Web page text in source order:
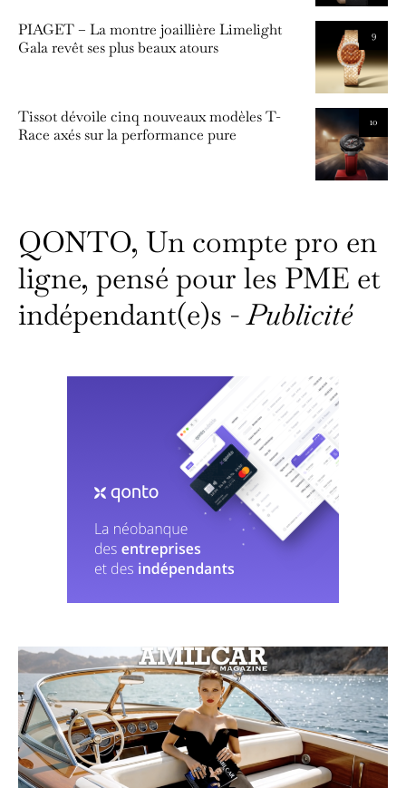
9
PIAGET – La montre joaillière Limelight
Gala revêt ses plus beaux atours
10
Tissot dévoile cinq nouveaux modèles T-
Race axés sur la performance pure
QONTO, Un compte pro en
ligne, pensé pour les PME et
indépendant(e)s -Publicité